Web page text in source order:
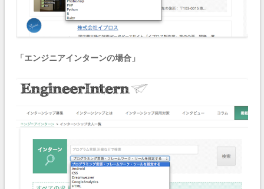
「エンジニアインターンの場合」